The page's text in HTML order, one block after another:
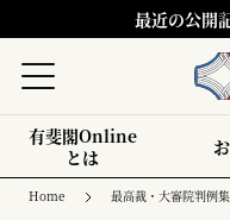
最近の公開
有斐閣Online
とは
Home 最高裁・大審院判例集